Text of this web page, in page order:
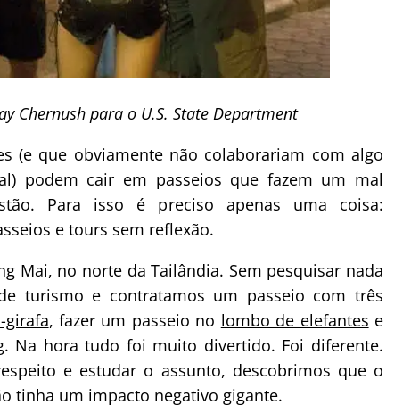
Chernush para o U.S. State Department
(e que obviamente não colaborariam com algo
podem cair em passeios que fazem um mal
Para isso é preciso apenas uma coisa:
e tours sem reflexão.
Mai, no norte da Tailândia. Sem pesquisar nada
turismo e contratamos um passeio com três
, fazer um passeio no lombo de elefantes e
Na hora tudo foi muito divertido. Foi diferente.
e estudar o assunto, descobrimos que o
tinha um impacto negativo gigante.